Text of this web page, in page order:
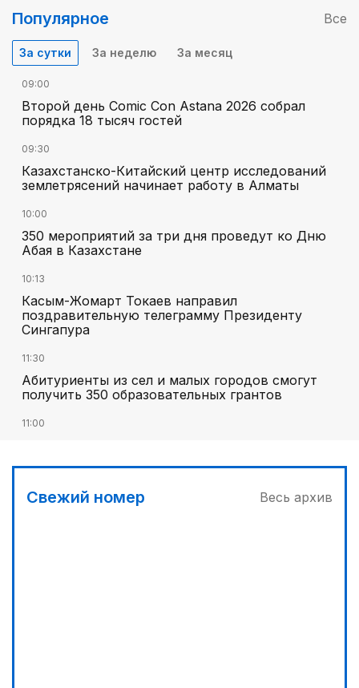
Популярное Все
За сутки За неделю За месяц
09:00
Второй день Comic Con Astana 2026 собрал
порядка 18 тысяч гостей
09:30
Казахстанско-Китайский центр исследований
землетрясений начинает работу в Алматы
10:00
350 мероприятий за три дня проведут ко Дню
Абая в Казахстане
10:13
Касым-Жомарт Токаев направил
поздравительную телеграмму Президенту
Сингапура
11:30
Абитуриенты из сел и малых городов смогут
получить 350 образовательных грантов
11:00
МЧС запустило новые станции мониторинга
Свежий номер Весь архив